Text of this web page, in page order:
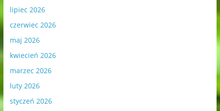
lipiec 2026
czerwiec 2026
maj 2026
kwiecień 2026
marzec 2026
luty 2026
styczeń 2026